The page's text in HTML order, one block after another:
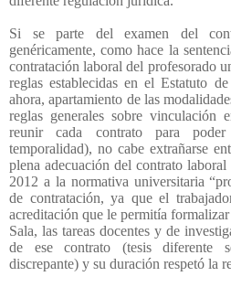
Si se parte del examen del
genéricamente, como hace la
contratación laboral del profesorado
reglas establecidas en el Estatuto
ahora, apartamiento de las
reglas generales sobre vinculación
reunir cada contrato para poder
temporalidad), no cabe extrañarse
plena adecuación del contrato
2012 a la normativa universitaria
de contratación, ya que el
acreditación que le permitía
Sala, las tareas docentes y de
de ese contrato (tesis diferente
discrepante) y su duración respetó la